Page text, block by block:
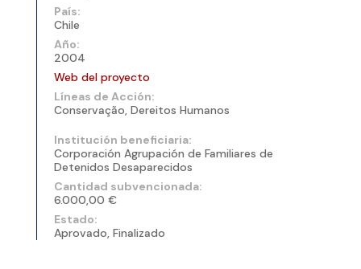
País:
Chile
Año:
2004
Web del proyecto
Líneas de Acción:
Conservação, Dereitos Humanos
Institución beneficiaria:
Corporación Agrupación de Familiares de
Detenidos Desaparecidos
Cantidad subvencionada:
6.000,00 €
Estado:
Aprovado, Finalizado